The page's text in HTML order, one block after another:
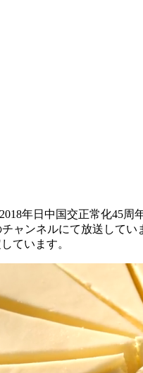
年日中国交正常化45
ャンネルにて放送して
ています。